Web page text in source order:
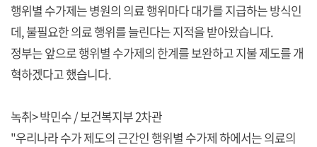
행위별 수가제는 병원의 의료 행위마다 대가를 지급하는 방식인
데, 불필요한 의료 행위를 늘린다는 지적을 받아왔습니다.
정부는 앞으로 행위별 수가제의 한계를 보완하고 지불 제도를 개
혁하겠다고 했습니다.
녹취> 박민수 / 보건복지부 2차관
"우리나라 수가 제도의 근간인 행위별 수가제 하에서는 의료의